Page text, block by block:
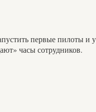
первые пилоты
часы сотрудников.